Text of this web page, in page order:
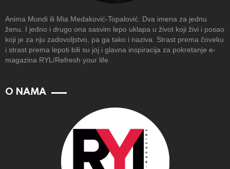
Anima Mundi ili Mia Medaković-Topalović. Dva imena za jednu
ženu. I jedno i drugo ona sasvim lepo uklapa u život koji živi i posao
koji je za nju zadovoljstvo, pa ga tako i naziva. Strast prema čoveku
i strast prema lepoti bili su joj i glavna inspiracija za pokretanje e-
magazina RYL/Refresh your life
O NAMA